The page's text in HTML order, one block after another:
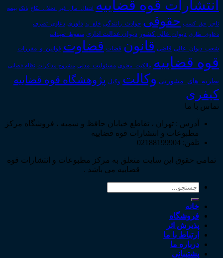
انتشارات قوه قضاییه انتقال_مال_غیر انحلال_نکاح بانک بیمه
تاجر حق_کسب حقوقی حوادث_رانندگی خلع_ید داوری دعاوی_تصرف
دعاوی_طاری دیوان عالی کشور دیوان عدالت اداری سقوط_تعهدات
شعب_دیوان_عالی قاضی قانون قضات قضاوت قوانین_و_مقررات
قوه قضاییه مالکیت_معنوی مسئولیت_مدنی مشروح مذاکرات نظام قضایی
نظریه_های_مشورتی وکالت وکیل پژوهشگاه قوه قضاییه
کیفری
تماس با ما
آدرس : تهران ، تقاطع خیابان حافظ و سمیه ، فروشگاه مرکز
مطبوعات و انتشارات قوه قضاییه
تلفن: 02188199904
تمامی حقوق این سایت متعلق به مرکز مطبوعات و انتشارات قوه
قضاییه می باشد .
جستجو
خانه
فروشگاه
پذیرش اثر
ارتباط با ما
درباره ما
پشتیبانی